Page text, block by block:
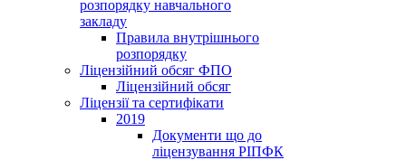
розпорядку навчального
закладу
Правила внутрішнього
розпорядку
Ліцензійний обсяг ФПО
Ліцензійний обсяг
Ліцензії та сертифікати
2019
Документи що до
ліцензування РІПФК